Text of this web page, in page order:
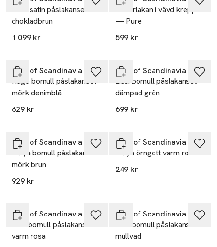
Leah satin påslakanset
chokladbrun
1 099 kr
Underlakan i vävd krepp
— Pure
599 kr
Høie of Scandinavia
Hugo bomull påslakanset
mörk denimblå
629 kr
Høie of Scandinavia
Lissi bomull påslakanset
dämpad grön
699 kr
Høie of Scandinavia
Frøya bomull påslakanset
mörk brun
929 kr
Høie of Scandinavia
Frøya örngott varm rosa
249 kr
Høie of Scandinavia
Lissi bomull påslakanset
varm rosa
Høie of Scandinavia
Lissi bomull påslakanset
mullvad